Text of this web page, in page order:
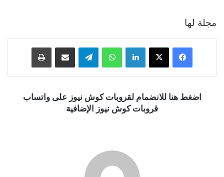
مجلة لها
فيسبوك ‫X لينكدإن واتساب تيلقرام
اضغط هنا للانضمام لقروبات كوش نيوز على واتساب
قروبات كوش نيوز الإضافية